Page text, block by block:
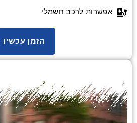
אפשרות לרכב חשמלי
הזמן עכשיו